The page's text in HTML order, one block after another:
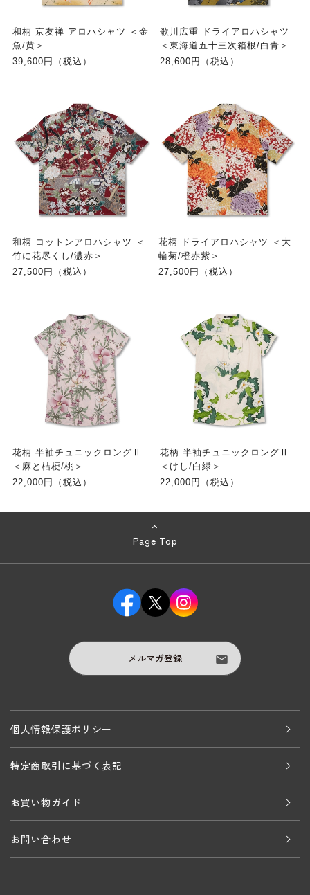
和柄 京友禅 アロハシャツ ＜金
魚/黄＞
39,600円（税込）
歌川広重 ドライアロハシャツ
＜東海道五十三次箱根/白青＞
28,600円（税込）
和柄 コットンアロハシャツ ＜
竹に花尽くし/濃赤＞
27,500円（税込）
花柄 ドライアロハシャツ ＜大
輪菊/橙赤紫＞
27,500円（税込）
花柄 半袖チュニックロングⅡ
＜麻と桔梗/桃＞
22,000円（税込）
花柄 半袖チュニックロングⅡ
＜けし/白緑＞
22,000円（税込）
Page Top
メルマガ登録
個人情報保護ポリシー
特定商取引に基づく表記
お買い物ガイド
お問い合わせ